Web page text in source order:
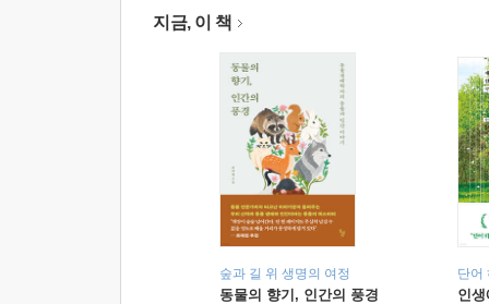
지금, 이 책
숲과 길 위 생명의 여정
동물의 향기, 인간의 풍경
단어
인